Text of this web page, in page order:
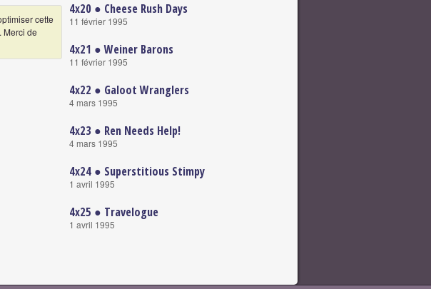
cette
Merci de
4x20 ● Cheese Rush Days
11 février 1995
4x21 ● Weiner Barons
11 février 1995
4x22 ● Galoot Wranglers
4 mars 1995
4x23 ● Ren Needs Help!
4 mars 1995
4x24 ● Superstitious Stimpy
1 avril 1995
4x25 ● Travelogue
1 avril 1995